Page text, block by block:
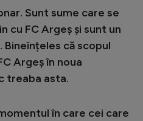
Sunt sume care se
cu FC Argeș și sunt un
Bineînțeles că scopul
Argeș în noua
treaba asta.
în care cei care